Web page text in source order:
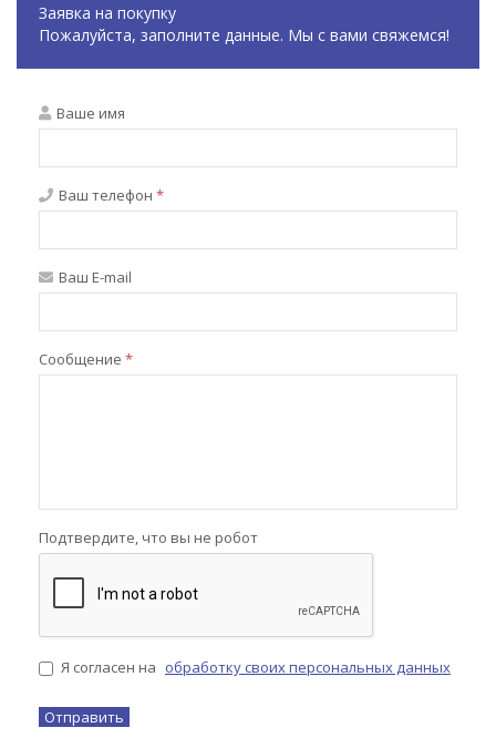
Заявка на покупку
Пожалуйста, заполните данные. Мы с вами свяжемся!
Ваше имя
Ваш телефон *
Ваш E-mail
Сообщение *
Подтвердите, что вы не робот
Я согласен на обработку своих персональных данных